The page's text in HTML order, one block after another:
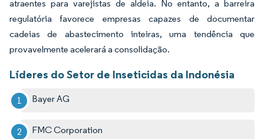
atraentes para varejistas de aldeia. No entanto, a barreira
regulatória favorece empresas capazes de documentar
cadeias de abastecimento inteiras, uma tendência que
provavelmente acelerará a consolidação.
Líderes do Setor de Inseticidas da Indonésia
Bayer AG
FMC Corporation